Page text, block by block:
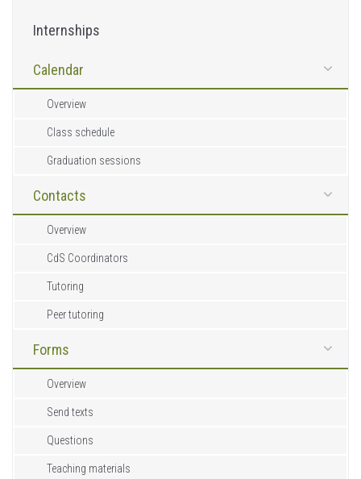
Internships
Calendar
Overview
Class schedule
Graduation sessions
Contacts
Overview
CdS Coordinators
Tutoring
Peer tutoring
Forms
Overview
Send texts
Questions
Teaching materials